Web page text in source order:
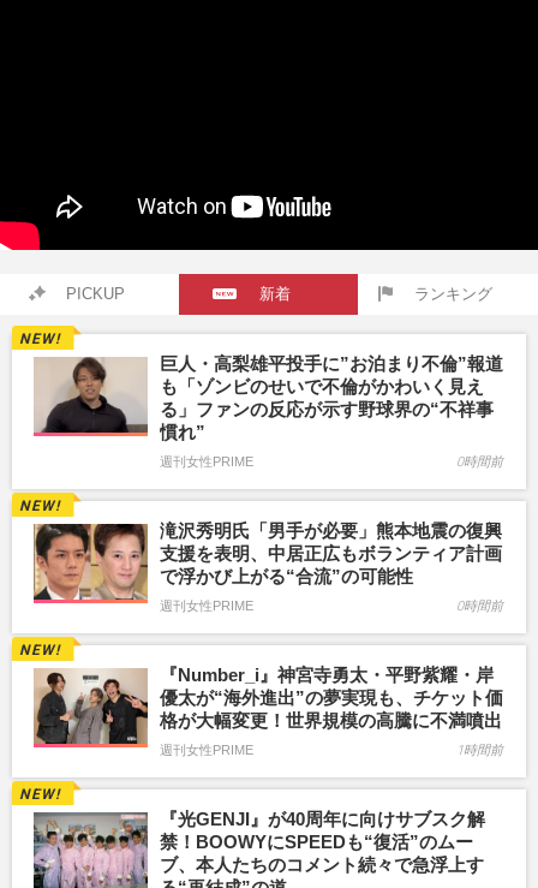
PICKUP 新着 ランキング
巨人・高梨雄平投手に”お泊まり不倫”報道
も「ゾンビのせいで不倫がかわいく見え
る」ファンの反応が示す野球界の“不祥事
慣れ”
週刊女性PRIME 0時間前
滝沢秀明氏「男手が必要」熊本地震の復興
支援を表明、中居正広もボランティア計画
で浮かび上がる“合流”の可能性
週刊女性PRIME 0時間前
『Number_i』神宮寺勇太・平野紫耀・岸
優太が“海外進出”の夢実現も、チケット価
格が大幅変更！世界規模の高騰に不満噴出
週刊女性PRIME 1時間前
『光GENJI』が40周年に向けサブスク解
禁！BOOWYにSPEEDも“復活”のムー
ブ、本人たちのコメント続々で急浮上す